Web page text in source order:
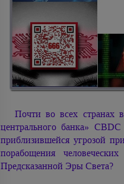
Почти во всех странах
центрального банка»
приблизившейся угрозой
порабощения
Предсказанной Эры Света?